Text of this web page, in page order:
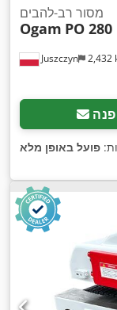
Juszczyn 2,432
מסור רב-להבים
Ogam PO 280
פנה
פועל באופן מלא